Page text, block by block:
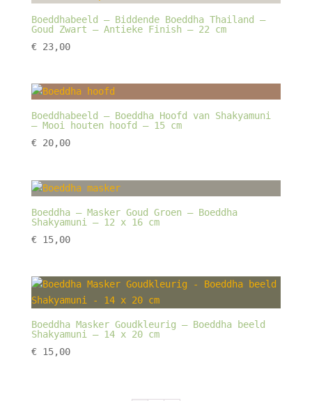
Boeddhabeeld – Biddende Boeddha Thailand –
Goud Zwart – Antieke Finish – 22 cm
€23,00
Boeddhabeeld – Boeddha Hoofd van Shakyamuni
– Mooi houten hoofd – 15 cm
€20,00
Boeddha – Masker Goud Groen – Boeddha
Shakyamuni – 12 x 16 cm
€15,00
Boeddha Masker Goudkleurig – Boeddha beeld
Shakyamuni – 14 x 20 cm
€15,00